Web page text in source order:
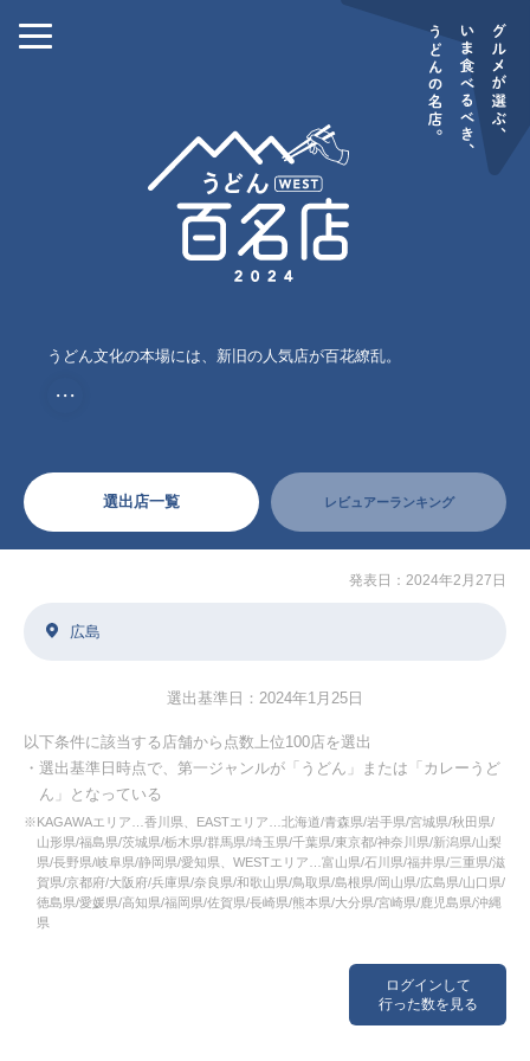
うどん文化の本場には、新旧の人気店が百花繚乱。
・・・
選出店一覧 レビュアーランキング
ログインして
行った数を見る
発表日：2024年2月27日
広島
選出基準日：2024年1月25日
以下条件に該当する店舗から点数上位100店を選出
・選出基準日時点で、第一ジャンルが「うどん」または「カレーうど
ん」となっている
※KAGAWAエリア…香川県、EASTエリア…北海道/青森県/岩手県/宮城県/秋田県/
山形県/福島県/茨城県/栃木県/群馬県/埼玉県/千葉県/東京都/神奈川県/新潟県/山梨
県/長野県/岐阜県/静岡県/愛知県、WESTエリア…富山県/石川県/福井県/三重県/滋
賀県/京都府/大阪府/兵庫県/奈良県/和歌山県/鳥取県/島根県/岡山県/広島県/山口県/
徳島県/愛媛県/高知県/福岡県/佐賀県/長崎県/熊本県/大分県/宮崎県/鹿児島県/沖縄
県